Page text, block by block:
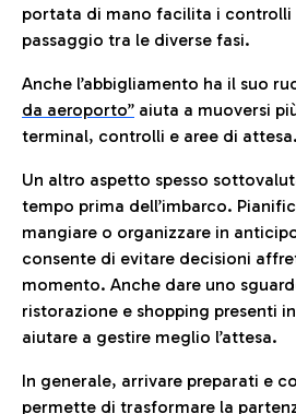
portata di mano facilita i controlli
passaggio tra le diverse fasi.
Anche l’abbigliamento ha il suo
da aeroporto” aiuta a muoversi
terminal, controlli e aree di attesa.
Un altro aspetto spesso
tempo prima dell’imbarco.
mangiare o organizzare in
consente di evitare decisioni
momento. Anche dare uno
ristorazione e shopping presenti
aiutare a gestire meglio l’attesa.
In generale, arrivare preparati e
permette di trasformare la